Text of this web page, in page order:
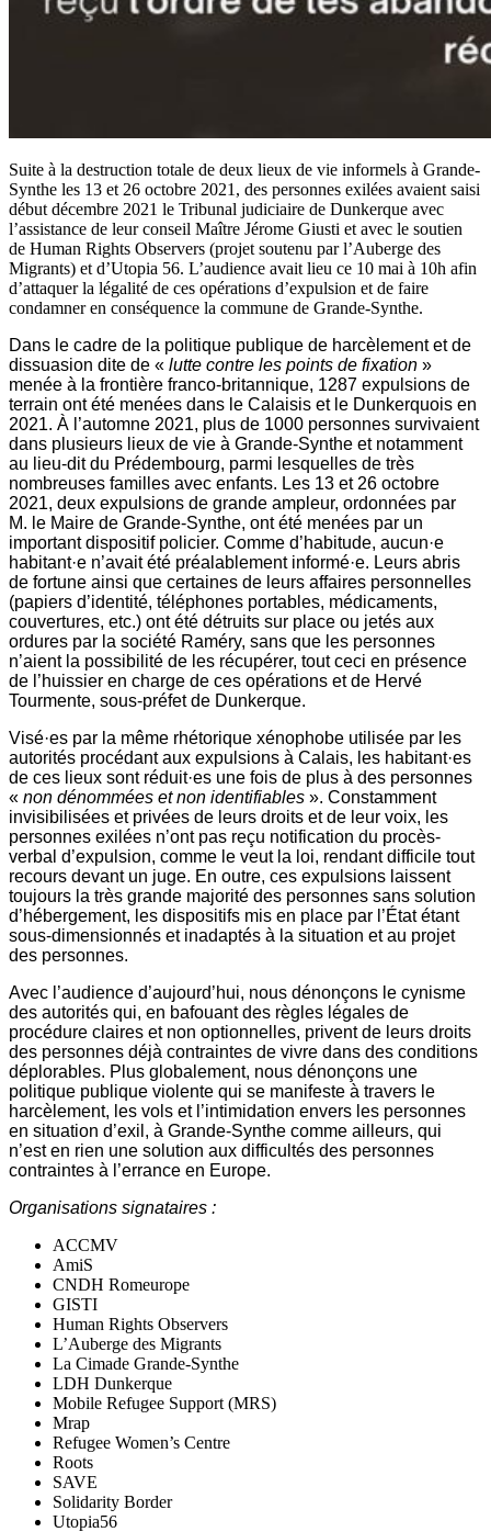
Suite à la destruction totale de deux lieux de vie informels à Grande-
Synthe les 13 et 26 octobre 2021, des personnes exilées avaient saisi
début décembre 2021 le Tribunal judiciaire de Dunkerque avec
l’assistance de leur conseil Maître Jérome Giusti et avec le soutien
de Human Rights Observers (projet soutenu par l’Auberge des
Migrants) et d’Utopia 56. L’audience avait lieu ce 10 mai à 10h afin
d’attaquer la légalité de ces opérations d’expulsion et de faire
condamner en conséquence la commune de Grande-Synthe.
Dans le cadre de la politique publique de harcèlement et de
dissuasion dite de « lutte contre les points de fixation »
menée à la frontière franco-britannique, 1287 expulsions de
terrain ont été menées dans le Calaisis et le Dunkerquois en
2021. À l’automne 2021, plus de 1000 personnes survivaient
dans plusieurs lieux de vie à Grande-Synthe et notamment
au lieu-dit du Prédembourg, parmi lesquelles de très
nombreuses familles avec enfants. Les 13 et 26 octobre
2021, deux expulsions de grande ampleur, ordonnées par
M. le Maire de Grande-Synthe, ont été menées par un
important dispositif policier. Comme d’habitude, aucun·e
habitant·e n’avait été préalablement informé·e. Leurs abris
de fortune ainsi que certaines de leurs affaires personnelles
(papiers d’identité, téléphones portables, médicaments,
couvertures, etc.) ont été détruits sur place ou jetés aux
ordures par la société Raméry, sans que les personnes
n’aient la possibilité de les récupérer, tout ceci en présence
de l’huissier en charge de ces opérations et de Hervé
Tourmente, sous-préfet de Dunkerque.
Visé·es par la même rhétorique xénophobe utilisée par les
autorités procédant aux expulsions à Calais, les habitant·es
de ces lieux sont réduit·es une fois de plus à des personnes
« non dénommées et non identifiables ». Constamment
invisibilisées et privées de leurs droits et de leur voix, les
personnes exilées n’ont pas reçu notification du procès-
verbal d’expulsion, comme le veut la loi, rendant difficile tout
recours devant un juge. En outre, ces expulsions laissent
toujours la très grande majorité des personnes sans solution
d’hébergement, les dispositifs mis en place par l’État étant
sous-dimensionnés et inadaptés à la situation et au projet
des personnes.
Avec l’audience d’aujourd’hui, nous dénonçons le cynisme
des autorités qui, en bafouant des règles légales de
procédure claires et non optionnelles, privent de leurs droits
des personnes déjà contraintes de vivre dans des conditions
déplorables. Plus globalement, nous dénonçons une
politique publique violente qui se manifeste à travers le
harcèlement, les vols et l’intimidation envers les personnes
en situation d’exil, à Grande-Synthe comme ailleurs, qui
n’est en rien une solution aux difficultés des personnes
contraintes à l’errance en Europe.
Organisations signataires :
A‌CCMV
AmiS
CNDH Romeurope
GISTI
Human Rights Observers
L’Auberge des Migrants
La Cimade Grande-Synthe
LDH Dunkerque
Mobile Refugee Support (MRS)
Mrap
Refugee Women’s Centre
Roots
SAVE
Solidarity Border
Utopia56